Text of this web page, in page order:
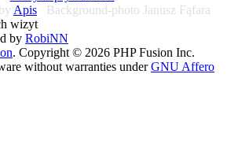
Apis Background-photo Janusz Fąfara
wizyt
by RobiNN
. Copyright © 2026 PHP Fusion Inc.
without warranties underGNU Affero